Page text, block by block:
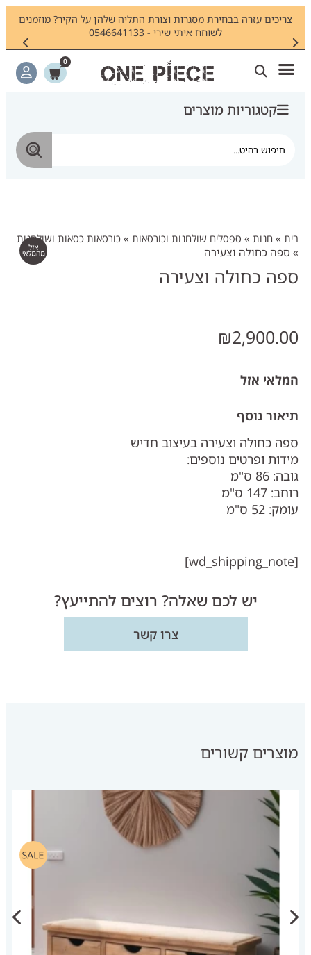
צריכים עזרה בבחירת מסגרות וצורת התליה שלהן על הקיר? מוזמנים
לשוחח איתי שירי - 0546641133
0
קטגוריות מוצרים
בית » חנות » ספסלים שולחנות וכורסאות » כורסאות כסאות ושולחנות
» ספה כחולה וצעירה
ספה כחולה וצעירה
₪2,900.00
המלאי אזל
תיאור נוסף
ספה כחולה וצעירה בעיצוב חדיש
מידות ופרטים נוספים:
גובה: 86 ס"מ
רוחב: 147 ס"מ
עומק: 52 ס"מ
[wd_shipping_note]
יש לכם שאלה? רוצים להתייעץ?
צרו קשר
מוצרים קשורים